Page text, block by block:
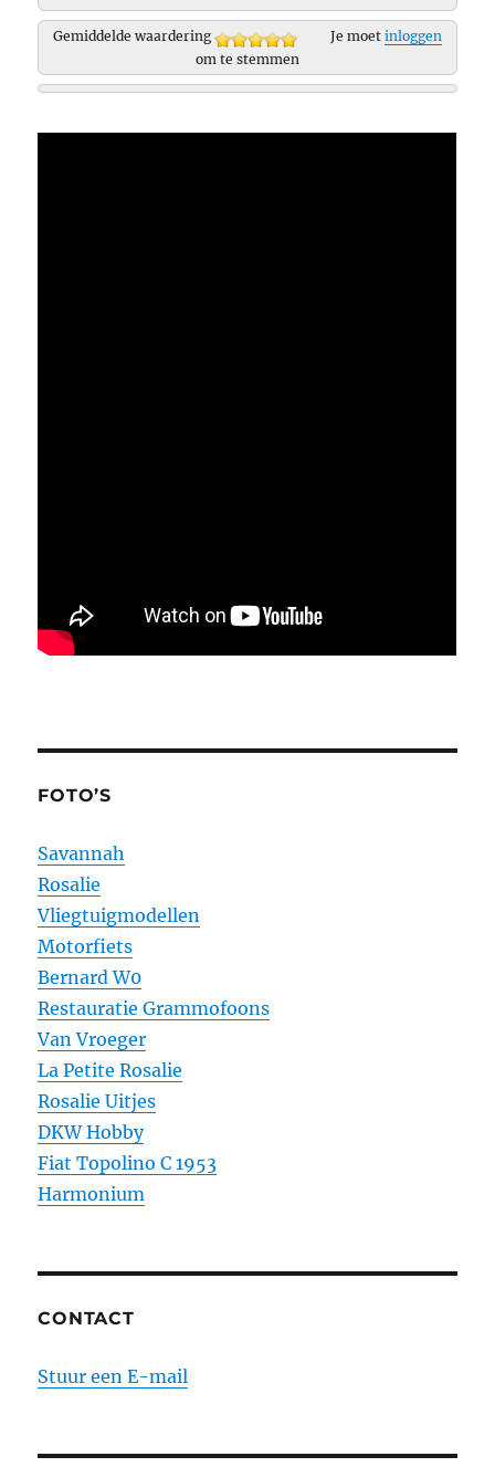
Gemiddelde waardering Je moet inloggen
om te stemmen
FOTO’S
Savannah
Rosalie
Vliegtuigmodellen
Motorfiets
Bernard W0
Restauratie Grammofoons
Van Vroeger
La Petite Rosalie
Rosalie Uitjes
DKW Hobby
Fiat Topolino C 1953
Harmonium
CONTACT
Stuur een E-mail